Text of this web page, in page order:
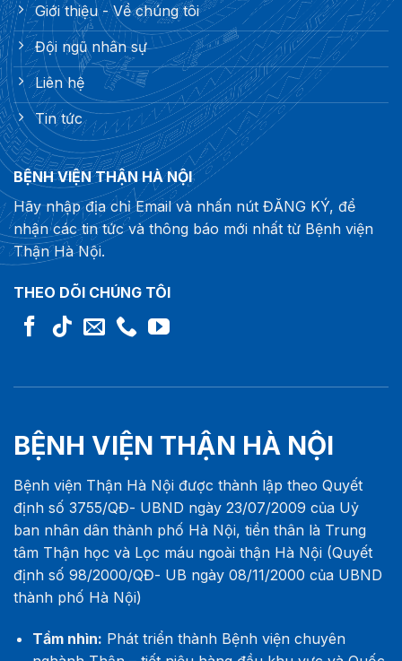
Giới thiệu - Về chúng tôi
Đội ngũ nhân sự
Liên hệ
Tin tức
BỆNH VIỆN THẬN HÀ NỘI
Hãy nhập địa chỉ Email và nhấn nút ĐĂNG KÝ, để
nhận các tin tức và thông báo mới nhất từ Bệnh viện
Thận Hà Nội.
THEO DÕI CHÚNG TÔI
BỆNH VIỆN THẬN HÀ NỘI
Bệnh viện Thận Hà Nội được thành lập theo Quyết
định số 3755/QĐ- UBND ngày 23/07/2009 của Uỷ
ban nhân dân thành phố Hà Nội, tiền thân là Trung
tâm Thận học và Lọc máu ngoài thận Hà Nội (Quyết
định số 98/2000/QĐ- UB ngày 08/11/2000 của UBND
thành phố Hà Nội)
Tầm nhìn: Phát triển thành Bệnh viện chuyên